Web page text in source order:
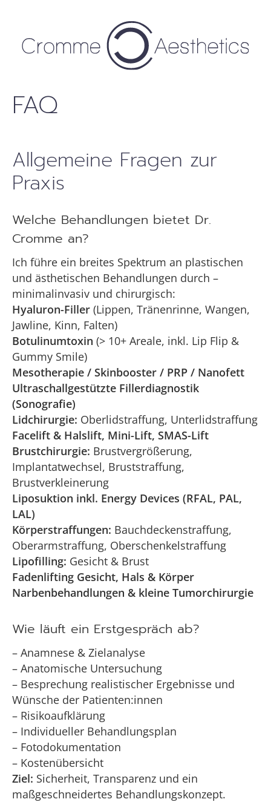
springen
FAQ
Allgemeine Fragen zur
Praxis
Welche Behandlungen bietet Dr.
Cromme an?
Ich führe ein breites Spektrum an plastischen
und ästhetischen Behandlungen durch –
minimalinvasiv und chirurgisch:
Hyaluron-Filler (Lippen, Tränenrinne, Wangen,
Jawline, Kinn, Falten)
Botulinumtoxin (> 10+ Areale, inkl. Lip Flip &
Gummy Smile)
Mesotherapie / Skinbooster / PRP / Nanofett
Ultraschallgestützte Fillerdiagnostik
(Sonografie)
Lidchirurgie: Oberlidstraffung, Unterlidstraffung
Facelift & Halslift, Mini-Lift, SMAS-Lift
Brustchirurgie: Brustvergrößerung,
Implantatwechsel, Bruststraffung,
Brustverkleinerung
Liposuktion inkl. Energy Devices (RFAL, PAL,
LAL)
Körperstraffungen: Bauchdeckenstraffung,
Oberarmstraffung, Oberschenkelstraffung
Lipofilling: Gesicht & Brust
Fadenlifting Gesicht, Hals & Körper
Narbenbehandlungen & kleine Tumorchirurgie
Wie läuft ein Erstgespräch ab?
– Anamnese & Zielanalyse
– Anatomische Untersuchung
– Besprechung realistischer Ergebnisse und
Wünsche der Patienten:innen
– Risikoaufklärung
– Individueller Behandlungsplan
– Fotodokumentation
– Kostenübersicht
Ziel: Sicherheit, Transparenz und ein
maßgeschneidertes Behandlungskonzept.